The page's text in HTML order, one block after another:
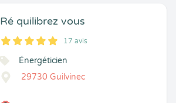
Ré quilibrez vous
5
1
5
17 17 avis
Énergéticien
29730 Guilvinec